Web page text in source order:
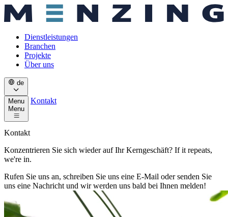
Dienstleistungen
Branchen
Projekte
Über uns
de
Menu
Menu
Kontakt
Kontakt
Konzentrieren Sie sich wieder auf Ihr Kerngeschäft? If it repeats,
we're in.
Rufen Sie uns an, schreiben Sie uns eine E-Mail oder senden Sie
uns eine Nachricht und wir werden uns bald bei Ihnen melden!